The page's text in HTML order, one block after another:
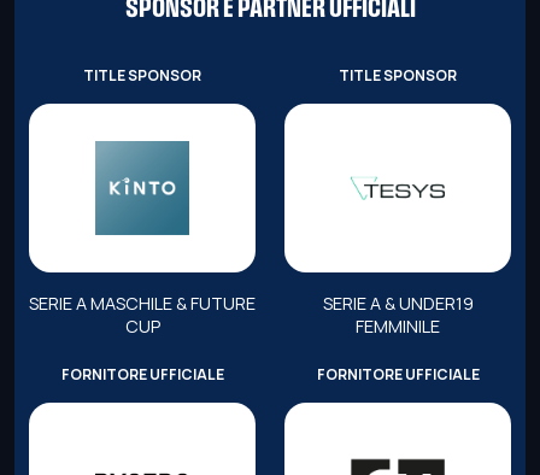
SPONSOR E PARTNER UFFICIALI
TITLE SPONSOR
SERIE A MASCHILE & FUTURE
CUP
TITLE SPONSOR
SERIE A & UNDER19
FEMMINILE
FORNITORE UFFICIALE FORNITORE UFFICIALE